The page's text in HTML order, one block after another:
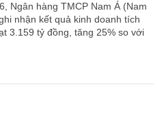
Ngân hàng TMCP Nam Á (Nam
nhận kết quả kinh doanh tích
3.159 tỷ đồng, tăng 25% so với